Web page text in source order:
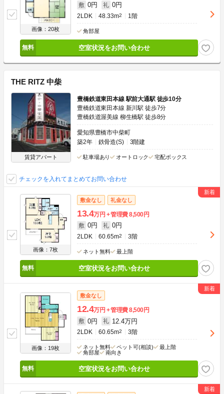
画像：20枚
敷 0円 礼 0円
2LDK 48.33m2 1階
角部屋
空室状況をお問い合わせ
THE RITZ 中柴
賃貸アパート
豊橋鉄道東田本線 駅前大通駅 徒歩10分
豊橋鉄道東田本線 新川駅 徒歩7分
豊橋鉄道渥美線 柳生橋駅 徒歩8分
愛知県豊橋市中柴町
築2年
鉄骨造(S) 3階建
駐車場あり オートロック 宅配ボックス
チェックを入れてまとめてお問い合わせ
画像：7枚
敷金なし 礼金なし
13.4万円 管理費8,500円
敷 0円 礼 0円
2LDK 60.65m2 3階
ネット無料 最上階
空室状況をお問い合わせ
画像：19枚
敷金なし
12.4万円 管理費8,500円
敷 0円 礼 12.4万円
2LDK 60.65m2 3階
ネット無料 ペット可(相談)
最上階
角部屋
南向き
空室状況をお問い合わせ